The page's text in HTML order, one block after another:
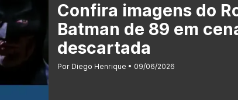
Confira imagens do
Batman de 89 em
descartada
Por Diego Henrique 09/06/2026